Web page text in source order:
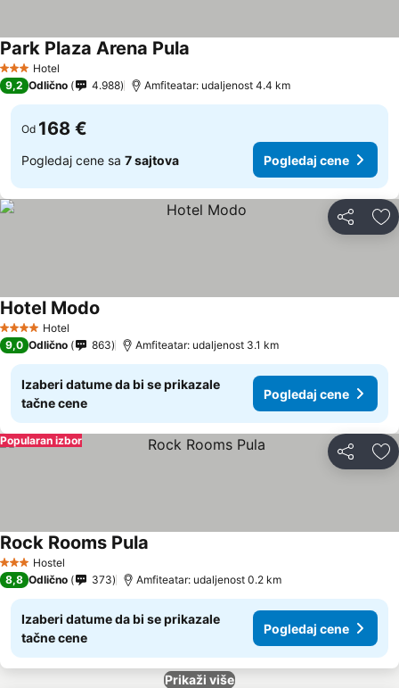
3 Zvezdice
Hotel
Park Plaza Arena Pula
9,2 Odlično 4.988 Amfiteatar: udaljenost 4.4 km
Od 168 €
Pogledaj cene sa 7 sajtova Pogledaj cene
Deli
4 ZvezdiceHotel
Hotel Modo
9,0 Odlično 863 Amfiteatar: udaljenost 3.1 km
Izaberi datume da bi se prikazale
tačne cene
Pogledaj cene
Deli
Popularan izbor
3 Zvezdice
Hostel
Rock Rooms Pula
8,8 Odlično 373 Amfiteatar: udaljenost 0.2 km
Izaberi datume da bi se prikazale
tačne cene
Pogledaj cene
Prikaži više